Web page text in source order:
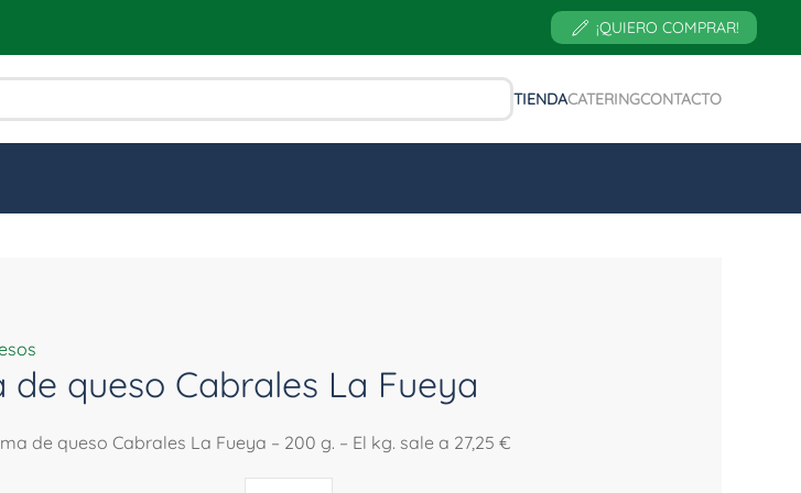
¡QUIERO COMPRAR!
TIENDACATERINGCONTACTO
de queso Cabrales La Fueya
de queso Cabrales La Fueya – 200 g. – El kg. sale a 27,25 €